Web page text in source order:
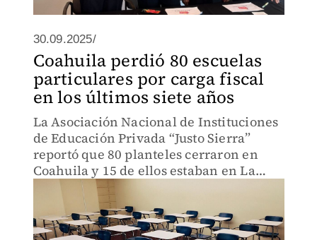
30.09.2025/
Coahuila perdió 80 escuelas
particulares por carga fiscal
en los últimos siete años
La Asociación Nacional de Instituciones
de Educación Privada “Justo Sierra”
reportó que 80 planteles cerraron en
Coahuila y 15 de ellos estaban en La
Laguna.